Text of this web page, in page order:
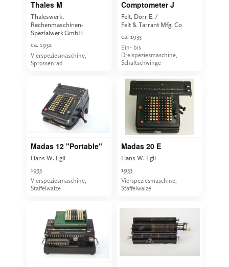
Thales M
Thaleswerk,
Rechenmaschinen-
Spezialwerk GmbH
ca. 1932
Vierspeziesmaschine,
Sprossenrad
Comptometer J
Felt, Dorr E. /
Felt & Tarrant Mfg. Co
ca. 1933
Ein- bis
Dreispeziesmaschine,
Schaltschwinge
Madas 12 "Portable"
Hans W. Egli
1933
Vierspeziesmaschine,
Staffelwalze
Madas 20 E
Hans W. Egli
1933
Vierspeziesmaschine,
Staffelwalze